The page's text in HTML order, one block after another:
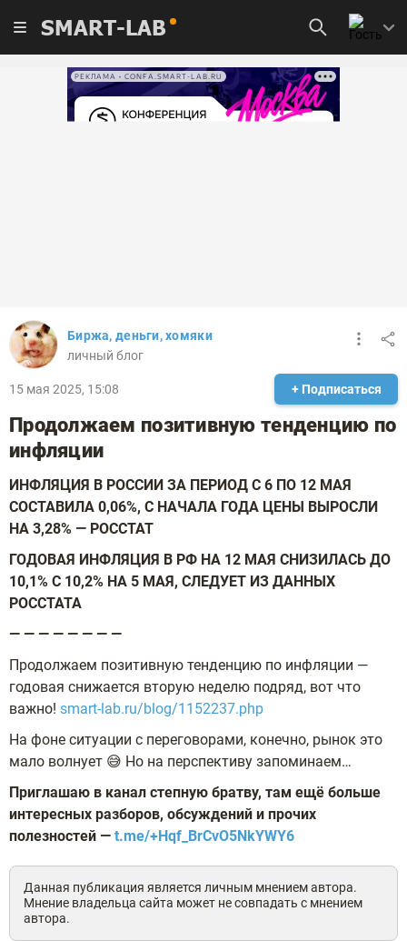
SMART-LAB
РЕКЛАМА • CONFA.SMART-LAB.RU
Биржа, деньги, хомяки
личный блог
15 мая 2025, 15:08 + Подписаться
Продолжаем позитивную тенденцию по
инфляции
ИНФЛЯЦИЯ В РОССИИ ЗА ПЕРИОД С 6 ПО 12 МАЯ
СОСТАВИЛА 0,06%, С НАЧАЛА ГОДА ЦЕНЫ ВЫРОСЛИ
НА 3,28% — РОССТАТ
ГОДОВАЯ ИНФЛЯЦИЯ В РФ НА 12 МАЯ СНИЗИЛАСЬ ДО
10,1% С 10,2% НА 5 МАЯ, СЛЕДУЕТ ИЗ ДАННЫХ
РОССТАТА
— — — — — — — —
Продолжаем позитивную тенденцию по инфляции —
годовая снижается вторую неделю подряд, вот что
важно! smart-lab.ru/blog/1152237.php
На фоне ситуации с переговорами, конечно, рынок это
мало волнует 😅 Но на перспективу запоминаем…
Приглашаю в канал степную братву, там ещё больше
интересных разборов, обсуждений и прочих
полезностей — t.me/+Hqf_BrCvO5NkYWY6
Данная публикация является личным мнением автора.
Мнение владельца сайта может не совпадать с мнением
автора.